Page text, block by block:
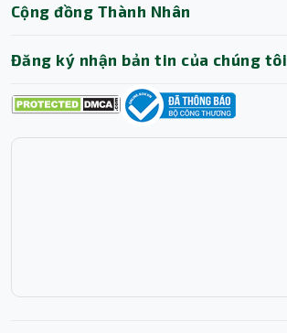
Cộng đồng Thành Nhân
Đăng ký nhận bản tin của chúng tôi